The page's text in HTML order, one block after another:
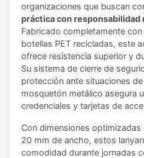
organizaciones que buscan
práctica con responsabilidad
Fabricado completamente
botellas PET recicladas, este
ofrece resistencia superior y
Su sistema de cierre de
protección ante situaciones
mosquetón metálico asegura
credenciales y tarjetas de
Con dimensiones
20 mm de ancho, estos
comodidad durante jornadas